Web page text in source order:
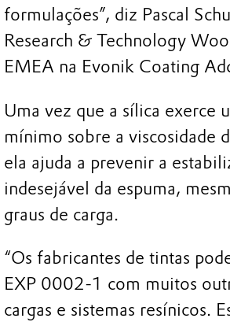
formulações”, diz Pascal
Research & Technology
EMEA na Evonik Coating
Uma vez que a sílica exerce
mínimo sobre a viscosidade
ela ajuda a prevenir a
indesejável da espuma,
graus de carga.
“Os fabricantes de tintas
EXP 0002-1 com muitos
cargas e sistemas resínicos.